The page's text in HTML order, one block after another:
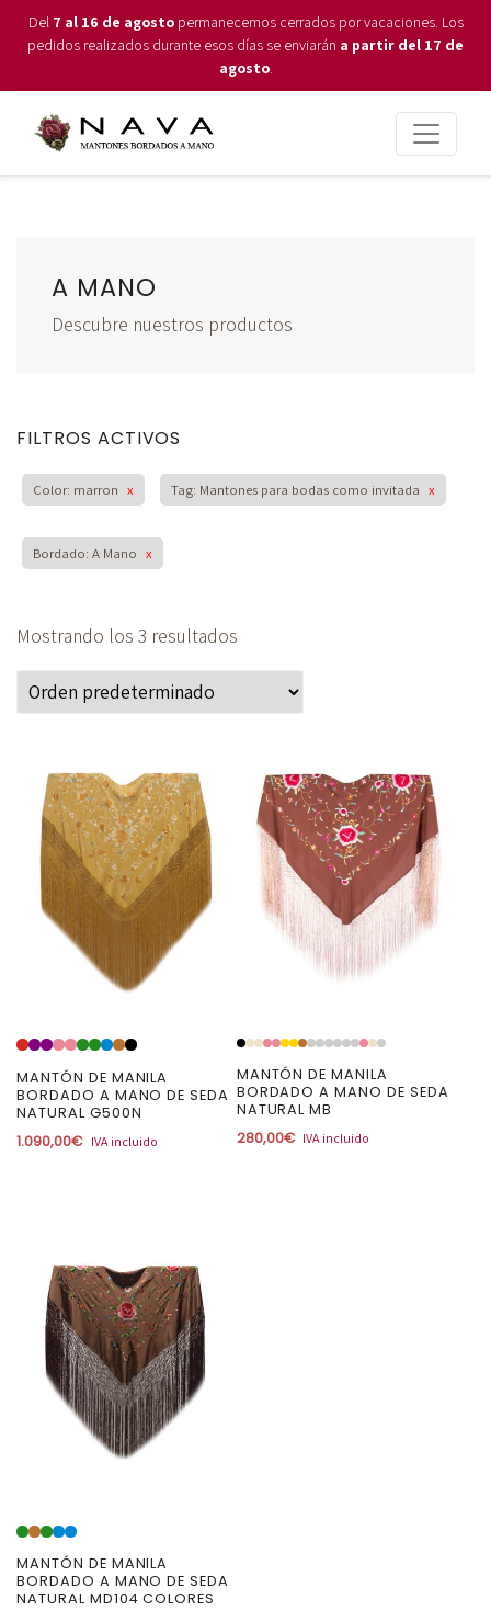
Del 7 al 16 de agostopermanecemos cerrados por vacaciones. Los
pedidos realizados durante esos días se enviarán a partir del 17 de
agosto.
A MANO
Descubre nuestros productos
FILTROS ACTIVOS
Color: marron x Tag: Mantones para bodas como invitada x
Bordado: A Mano x
Mostrando los 3 resultados
MANTÓN DE MANILA
BORDADO A MANO DE SEDA
NATURAL G500N
1.090,00€ IVA incluido
MANTÓN DE MANILA
BORDADO A MANO DE SEDA
NATURAL MB
280,00€ IVA incluido
MANTÓN DE MANILA
BORDADO A MANO DE SEDA
NATURAL MD104 COLORES